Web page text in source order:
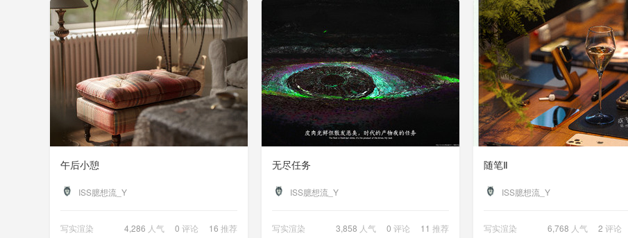
午后小憩
ISS臆想流_Y
写实渲染 4,286 人气 0 评论 16 推荐
无尽任务
ISS臆想流_Y
写实渲染 3,858 人气 0 评论 11 推荐
随笔Ⅱ
ISS臆想流_Y
写实渲染 6,768 人气 2 评论